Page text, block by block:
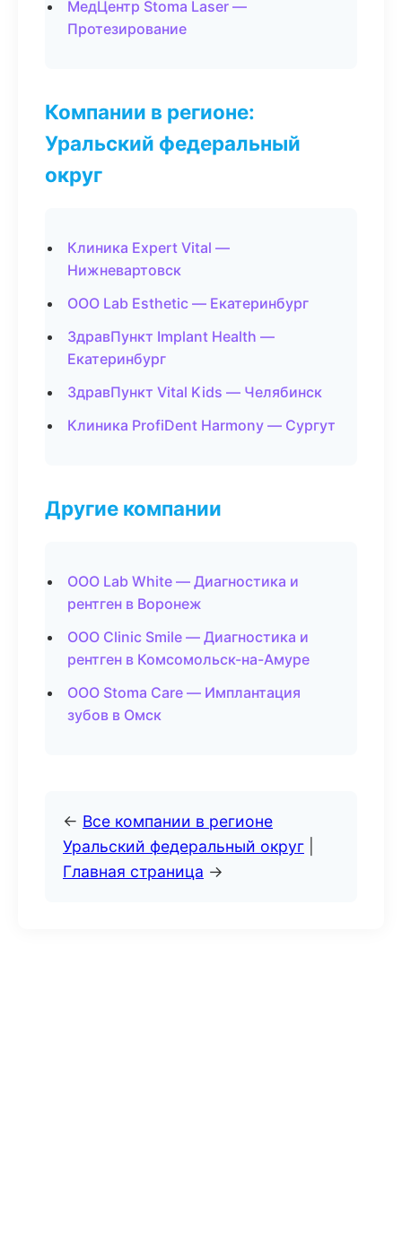
МедЦентр Stoma Laser —
Протезирование
Компании в регионе:
Уральский федеральный
округ
Клиника Expert Vital —
Нижневартовск
ООО Lab Esthetic — Екатеринбург
ЗдравПункт Implant Health —
Екатеринбург
ЗдравПункт Vital Kids — Челябинск
Клиника ProfiDent Harmony — Сургут
Другие компании
ООО Lab White — Диагностика и
рентген в Воронеж
ООО Clinic Smile — Диагностика и
рентген в Комсомольск-на-Амуре
ООО Stoma Care — Имплантация
зубов в Омск
← Все компании в регионе
Уральский федеральный округ
Главная страница →